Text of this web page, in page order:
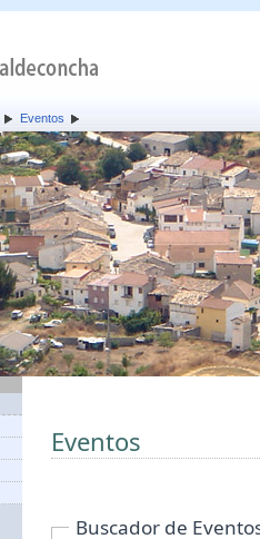
Eventos
Eventos
Buscador de